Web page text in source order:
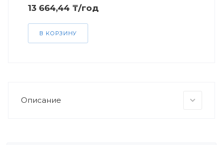
13 664,44 ₸/год
В КОРЗИНУ
Описание